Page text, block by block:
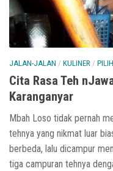
JALAN-JALAN / KULINER /
Cita Rasa Teh
Karanganyar
Mbah Loso tidak pernah
tehnya yang nikmat luar
berbeda, lalu dicampur
tiga campuran tehnya